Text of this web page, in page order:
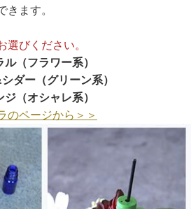
きます。
選びください。
（フラワー系）
ダー（グリーン系）
（オシャレ系）
のページから＞＞